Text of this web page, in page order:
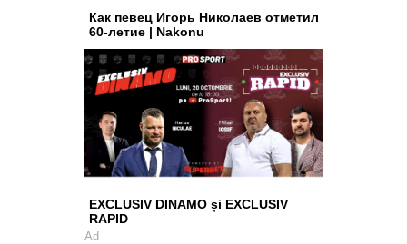
Как певец Игорь Николаев отметил
60-летие | Nakonu
EXCLUSIV DINAMO și EXCLUSIV
RAPID
Ad